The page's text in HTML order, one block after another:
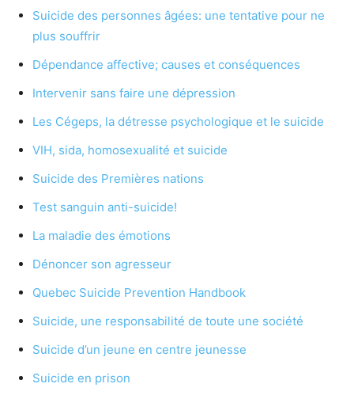
Suicide des personnes âgées: une tentative pour ne
plus souffrir
Dépendance affective; causes et conséquences
Intervenir sans faire une dépression
Les Cégeps, la détresse psychologique et le suicide
VIH, sida, homosexualité et suicide
Suicide des Premières nations
Test sanguin anti-suicide!
La maladie des émotions
Dénoncer son agresseur
Quebec Suicide Prevention Handbook
Suicide, une responsabilité de toute une société
Suicide d’un jeune en centre jeunesse
Suicide en prison